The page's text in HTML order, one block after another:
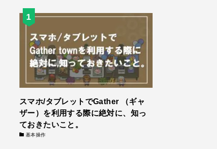
スマホ/タブレットでGather （ギャ
ザー）を利用する際に絶対に、知っ
ておきたいこと。
基本操作